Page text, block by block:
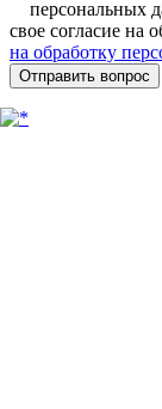
персональных
свое согласие на
на обработку